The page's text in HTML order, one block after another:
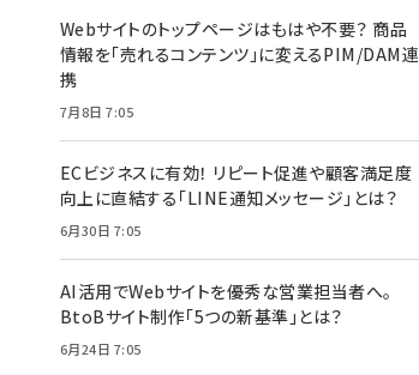
Webサイトのトップページはもはや不要？ 商品
情報を「売れるコンテンツ」に変えるPIM/DAM連
携
7月8日 7:05
ECビジネスに有効！ リピート促進や顧客満足度
向上に直結する「LINE通知メッセージ」とは？
6月30日 7:05
AI活用でWebサイトを優秀な営業担当者へ。
BtoBサイト制作「5つの新基準」とは？
6月24日 7:05